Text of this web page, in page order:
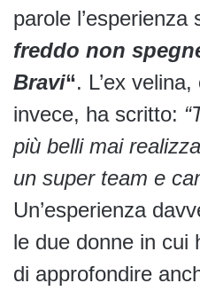
parole l’esperienza
freddo non
Bravi“. L’ex
invece, ha scritto:
più belli mai
un super team e
Un’esperienza
le due donne in cui
di approfondire